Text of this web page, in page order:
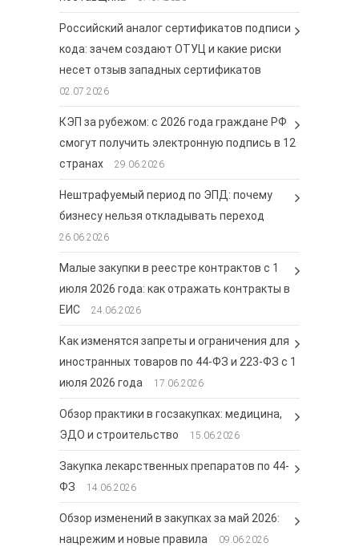
Российский аналог сертификатов подписи
кода: зачем создают ОТУЦ и какие риски
несет отзыв западных сертификатов
02.07.2026
КЭП за рубежом: с 2026 года граждане РФ
смогут получить электронную подпись в 12
странах
29.06.2026
Нештрафуемый период по ЭПД: почему
бизнесу нельзя откладывать переход
26.06.2026
Малые закупки в реестре контрактов с 1
июля 2026 года: как отражать контракты в
ЕИС
24.06.2026
Как изменятся запреты и ограничения для
иностранных товаров по 44-ФЗ и 223-ФЗ с 1
июля 2026 года
17.06.2026
Обзор практики в госзакупках: медицина,
ЭДО и строительство
15.06.2026
Закупка лекарственных препаратов по 44-
ФЗ
14.06.2026
Обзор изменений в закупках за май 2026:
нацрежим и новые правила
09.06.2026